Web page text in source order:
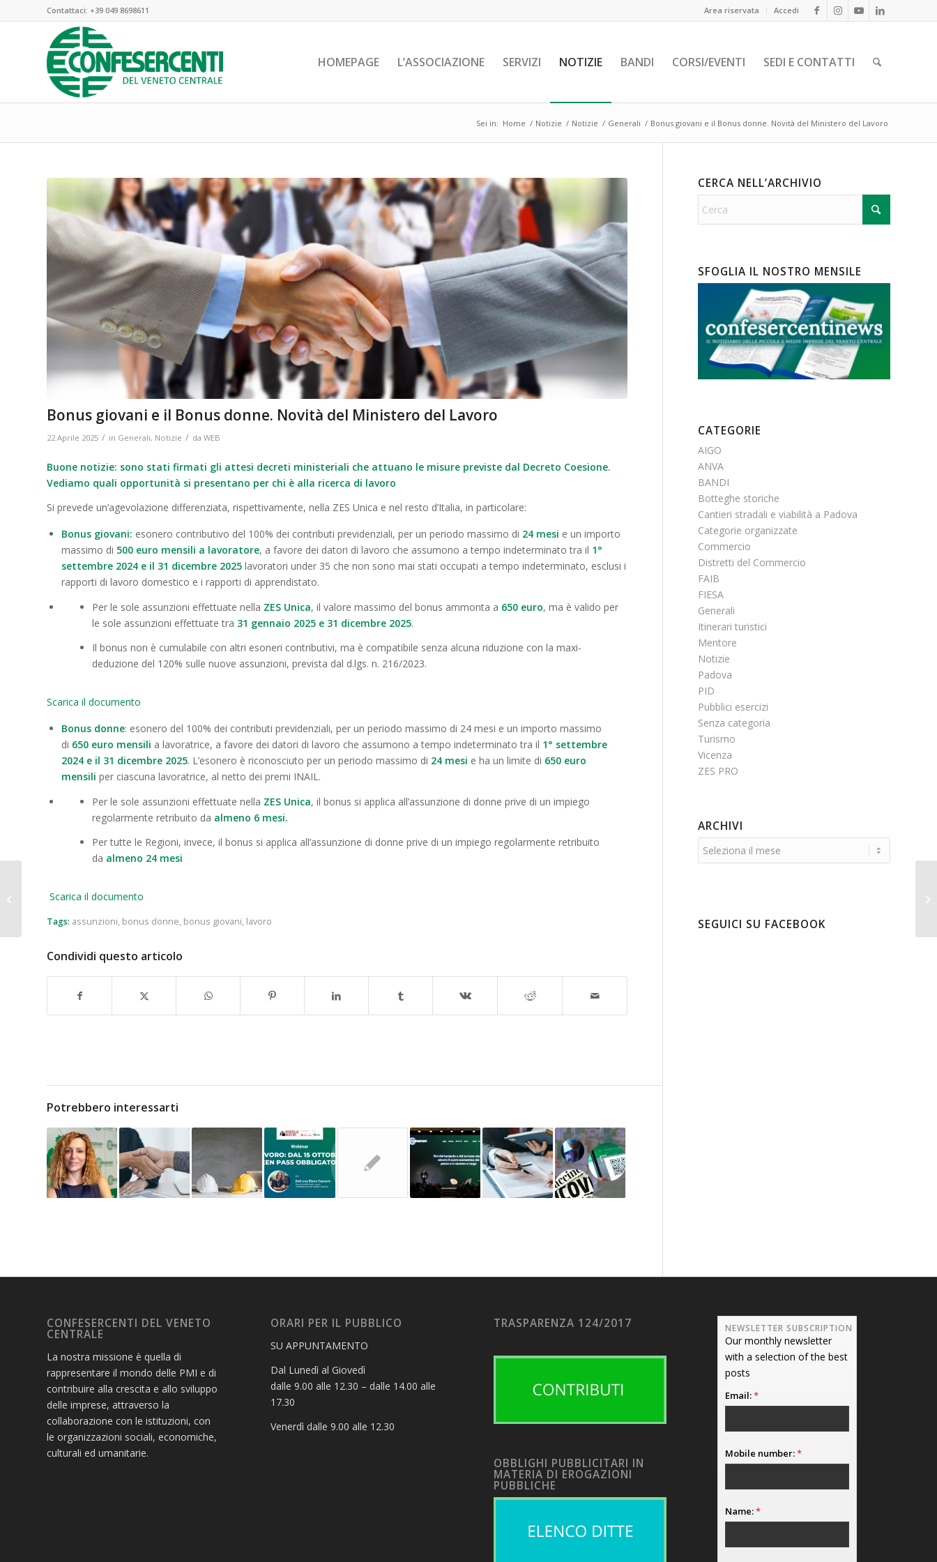
Area riservata Accedi
Contattaci: +39 049 8698611
HOMEPAGE L’ASSOCIAZIONE SERVIZI NOTIZIE BANDI CORSI/EVENTI SEDI E CONTATTI
Sei in: Home / Notizie / Notizie / Generali / Bonus giovani e il Bonus donne. Novità del Ministero del Lavoro
Bonus giovani e il Bonus donne. Novità del Ministero del Lavoro
22 Aprile 2025 / in Generali, Notizie / da WEB
Buone notizie: sono stati firmati gli attesi decreti ministeriali che attuano le misure previste dal Decreto Coesione.
Vediamo quali opportunità si presentano per chi è alla ricerca di lavoro
Si prevede un’agevolazione differenziata, rispettivamente, nella ZES Unica e nel resto d’Italia, in particolare:
Bonus giovani: esonero contributivo del 100% dei contributi previdenziali, per un periodo massimo di 24 mesi e un importo
massimo di 500 euro mensili a lavoratore, a favore dei datori di lavoro che assumono a tempo indeterminato tra il 1°
settembre 2024 e il 31 dicembre 2025 lavoratori under 35 che non sono mai stati occupati a tempo indeterminato, esclusi i
rapporti di lavoro domestico e i rapporti di apprendistato.
Per le sole assunzioni effettuate nella ZES Unica, il valore massimo del bonus ammonta a 650 euro, ma è valido per
le sole assunzioni effettuate tra 31 gennaio 2025 e 31 dicembre 2025.
Il bonus non è cumulabile con altri esoneri contributivi, ma è compatibile senza alcuna riduzione con la maxi-
deduzione del 120% sulle nuove assunzioni, prevista dal d.lgs. n. 216/2023.
Scarica il documento
Bonus donne: esonero del 100% dei contributi previdenziali, per un periodo massimo di 24 mesi e un importo massimo
di 650 euro mensili a lavoratrice, a favore dei datori di lavoro che assumono a tempo indeterminato tra il 1° settembre
2024 e il 31 dicembre 2025. L’esonero è riconosciuto per un periodo massimo di 24 mesi e ha un limite di 650 euro
mensili per ciascuna lavoratrice, al netto dei premi INAIL.
Per le sole assunzioni effettuate nella ZES Unica, il bonus si applica all’assunzione di donne prive di un impiego
regolarmente retribuito da almeno 6 mesi.
Per tutte le Regioni, invece, il bonus si applica all’assunzione di donne prive di un impiego regolarmente retribuito
da almeno 24 mesi
Scarica il documento
Tags: assunzioni, bonus donne, bonus giovani, lavoro
Condividi questo articolo
Potrebbero interessarti
CERCA NELL’ARCHIVIO
SFOGLIA IL NOSTRO MENSILE
CATEGORIE
AIGO
ANVA
BANDI
Botteghe storiche
Cantieri stradali e viabilità a Padova
Categorie organizzate
Commercio
Distretti del Commercio
FAIB
FIESA
Generali
Itinerari turistici
Mentore
Notizie
Padova
PID
Pubblici esercizi
Senza categoria
Turismo
Vicenza
ZES PRO
ARCHIVI
SEGUICI SU FACEBOOK
CONFESERCENTI DEL VENETO
CENTRALE
La nostra missione è quella di
rappresentare il mondo delle PMI e di
contribuire alla crescita e allo sviluppo
delle imprese, attraverso la
collaborazione con le istituzioni, con
le organizzazioni sociali, economiche,
culturali ed umanitarie.
ORARI PER IL PUBBLICO
SU APPUNTAMENTO
Dal Lunedì al Giovedì
dalle 9.00 alle 12.30 – dalle 14.00 alle
17.30
Venerdì dalle 9.00 alle 12.30
TRASPARENZA 124/2017
OBBLIGHI PUBBLICITARI IN
MATERIA DI EROGAZIONI
PUBBLICHE
NEWSLETTER SUBSCRIPTION
Our monthly newsletter
with a selection of the best
posts
Email:*
Mobile number:*
Name:*
Commercio su Area